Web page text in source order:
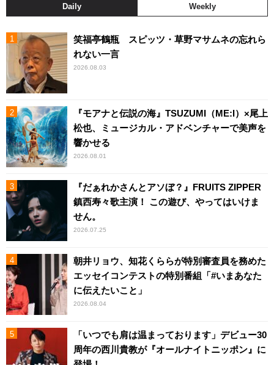
Daily Weekly
笑福亭鶴瓶 スピッツ・草野マサムネの忘れら
れない一言
2026.08.03
『モアナと伝説の海』TSUZUMI（ME:I）×尾上
松也、ミュージカル・アドベンチャーで美声を
響かせる
2026.08.01
『だぁれかさんとアソぼ？』FRUITS ZIPPER
鎮西寿々歌主演！ この遊び、やってはいけま
せん。
2026.07.25
朝井リョウ、知花くららが特別審査員を務めた
エッセイコンテストの特別番組「#いまあなた
に伝えたいこと」
2026.08.04
「いつでも肩は温まっております」デビュー30
周年の西川貴教が『オールナイトニッポン』に